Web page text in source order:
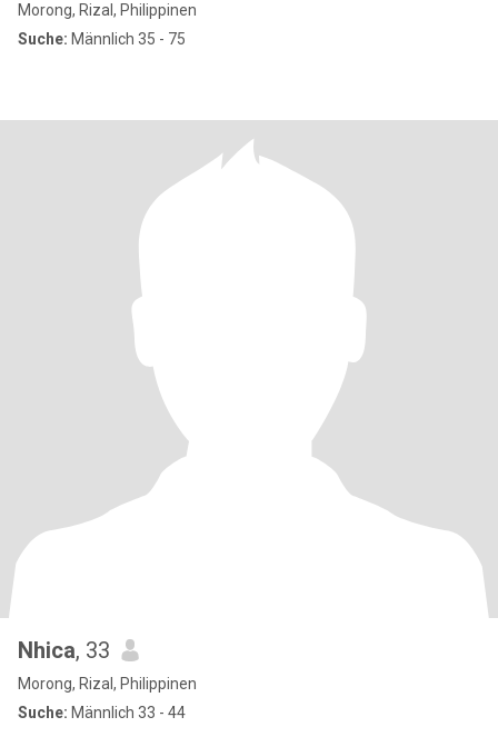
Morong, Rizal, Philippinen
Suche: Männlich 35 - 75
Nhica, 33
Morong, Rizal, Philippinen
Suche: Männlich 33 - 44